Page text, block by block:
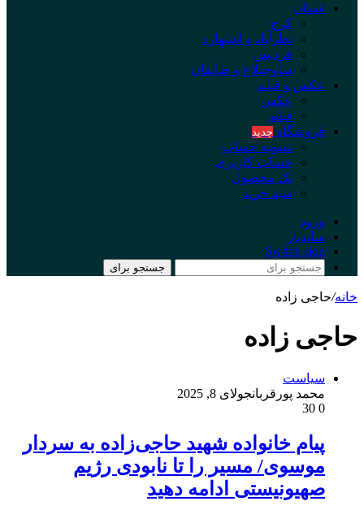
استان
کرج
نظرآباد و اشتهارد
فردیس
ساوجبلاغ و طالقان
عکس و فیلم
عکس
فیلم
فروشگاه جدید
تسویه حساب
حساب کاربری
تک محصول
سبد خرید
ورود
سایدبار
Switch skin
جستجو برای
خانه/حاجی زاده
حاجی زاده
سیاست
محمد پورقربانجولای 8, 2025
0
پیام خانواده شهید حاجی‌زاده به سردار
موسوی/ مسیر را تا نابودی رژیم
صهیونیستی ادامه دهید